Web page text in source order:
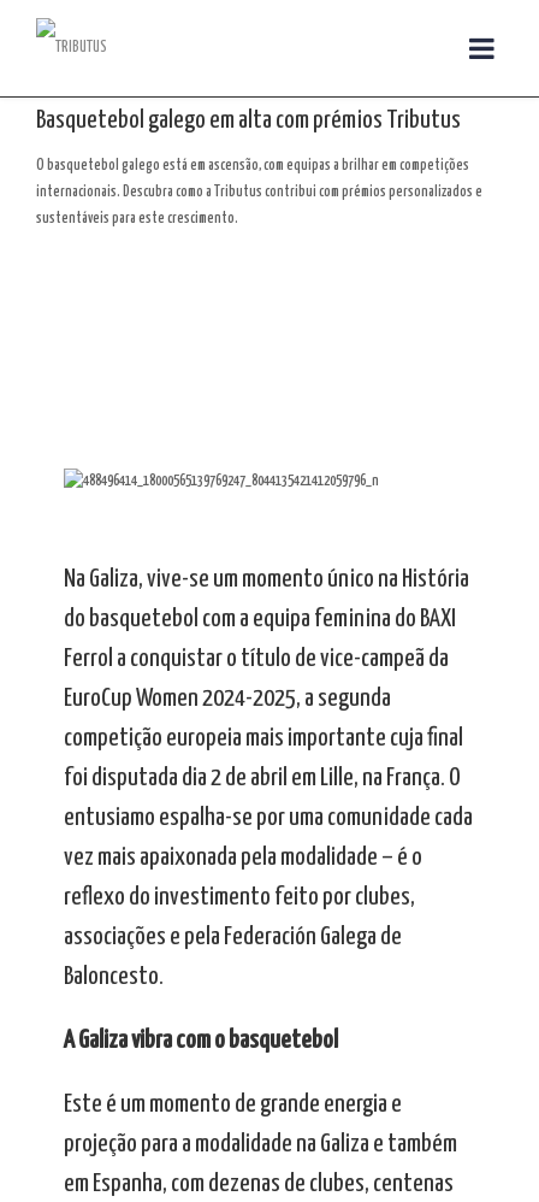
Basquetebol galego em alta com prémios Tributus
O basquetebol galego está em ascensão, com equipas a brilhar em competições
internacionais. Descubra como a Tributus contribui com prémios personalizados e
sustentáveis para este crescimento.
Na Galiza, vive-se um momento único na História
do basquetebol com a equipa feminina do BAXI
Ferrol a conquistar o título de vice-campeã da
EuroCup Women 2024-2025, a segunda
competição europeia mais importante cuja final
foi disputada dia 2 de abril em Lille, na França. O
entusiamo espalha-se por uma comunidade cada
vez mais apaixonada pela modalidade – é o
reflexo do investimento feito por clubes,
associações e pela Federación Galega de
Baloncesto.
A Galiza vibra com o basquetebol
Este é um momento de grande energia e
projeção para a modalidade na Galiza e também
em Espanha, com dezenas de clubes, centenas